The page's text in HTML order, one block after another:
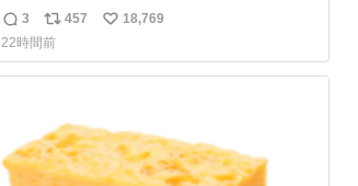
人、これ見て元気出してほしい
返
信
数
3
リ
ポ
ス
457
い
ね
18,769
22時間前